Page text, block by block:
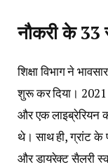
नौकरी के 33
शिक्षा विभाग ने
शुरू कर दिया।
और एक लाइब्रेरियन
थे। साथ ही, ग्रांट के
और डायरेक्ट सैलरी